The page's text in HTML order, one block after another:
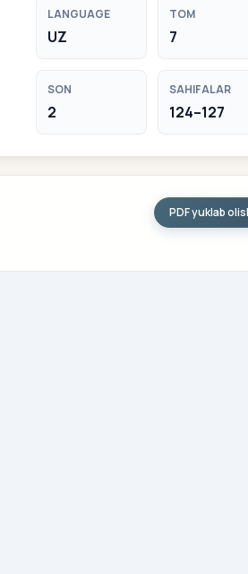
LANGUAGE
UZ
TOM
7
SON
2
SAHIFALAR
124–127
PDF yuklab